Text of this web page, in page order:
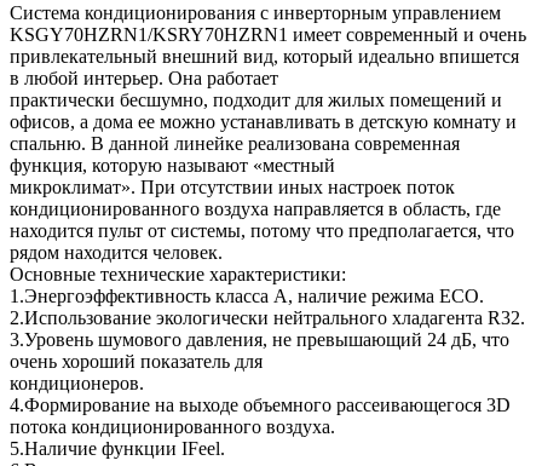
Система кондиционирования с инверторным управлением
KSGY70HZRN1/KSRY70HZRN1 имеет современный и очень
привлекательный внешний вид, который идеально впишется
в любой интерьер. Она работает
практически бесшумно, подходит для жилых помещений и
офисов, а дома ее можно устанавливать в детскую комнату и
спальню. В данной линейке реализована современная
функция, которую называют «местный
микроклимат». При отсутствии иных настроек поток
кондиционированного воздуха направляется в область, где
находится пульт от системы, потому что предполагается, что
рядом находится человек.
Основные технические характеристики:
1.Энергоэффективность класса A, наличие режима ECO.
2.Использование экологически нейтрального хладагента R32.
3.Уровень шумового давления, не превышающий 24 дБ, что
очень хороший показатель для
кондиционеров.
4.Формирование на выходе объемного рассеивающегося 3D
потока кондиционированного воздуха.
5.Наличие функции IFeel.